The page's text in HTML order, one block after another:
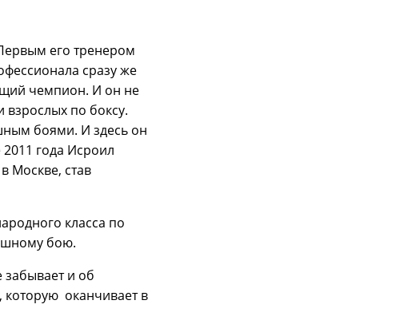
его тренером
сразу же
чемпион. И он не
по боксу.
боями. И здесь он
года Исроил
Москве, став
класса по
бою.
забывает и об
которую оканчивает в